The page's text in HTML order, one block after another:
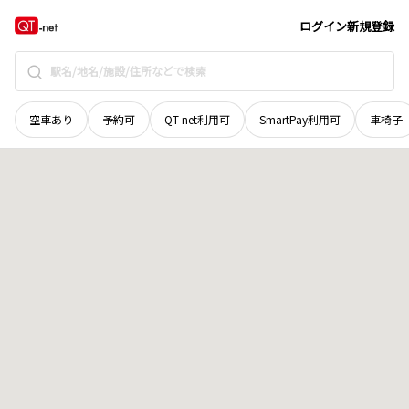
ログイン新規登録
空車あり 予約可 QT-net利用可 SmartPay利用可 車椅子
長野県